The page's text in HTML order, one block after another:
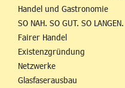
Handel und Gastronomie
SO NAH. SO GUT. SO LANGEN.
Fairer Handel
Existenzgründung
Netzwerke
Glasfaserausbau